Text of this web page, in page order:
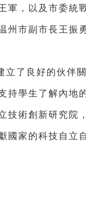
軍，以及市委統
州市副市長王振
了良好的伙伴
持學生了解內地
技術創新研究院
國家的科技自立